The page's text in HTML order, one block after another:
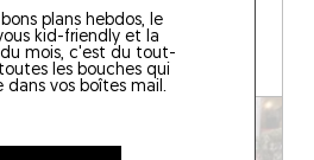
plans hebdos, le
kid-friendly et la
mois, c'est du tout-
les bouches qui
dans vos boîtes mail.
GAMIN!
Av. Adolphe Demeur 34
Bruxelles (1060)